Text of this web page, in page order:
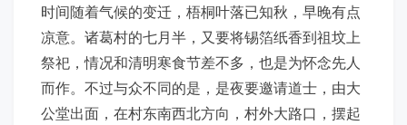
时间随着气候的变迁，梧桐叶落已知秋，早晚有点
凉意。诸葛村的七月半，又要将锡箔纸香到祖坟上
祭祀，情况和清明寒食节差不多，也是为怀念先人
而作。不过与众不同的是，是夜要邀请道士，由大
公堂出面，在村东南西北方向，村外大路口，摆起